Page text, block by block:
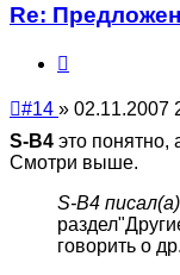
Re:
Непрочитанное
#14 » 02.11.2007
S-B4 это понятно,
Смотри выше.
S-B4
говорить о